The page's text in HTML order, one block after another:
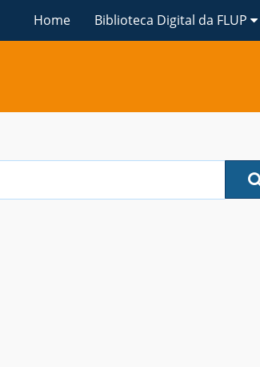
Home Biblioteca Digital da FLUP